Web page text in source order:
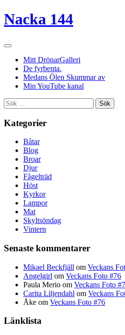
Nacka 144
Mitt DrönarGalleri
De fyrbenta.
Medans Ölen Skummar av
Min YouTube kanal
Sök
efter:
Kategorier
Båtar
Blog
Broar
Djur
Fågelträd
Höst
Kyrkor
Lampor
Mat
Skyltsöndag
Vintern
Senaste kommentarer
Mikael Beckfjäll om Veckans
Angelgirl om Veckans Foto #76
Paula Merio om Veckans Foto
Carita Liljendahl om Veckans
Åke om Veckans Foto #76
Länklista